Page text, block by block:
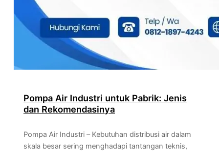
Pompa Air Industri untuk Pabrik: Jenis
dan Rekomendasinya
Pompa Air Industri – Kebutuhan distribusi air dalam
skala besar sering menghadapi tantangan teknis,